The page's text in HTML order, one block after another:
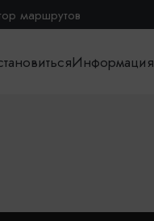
маршрутов
Информация